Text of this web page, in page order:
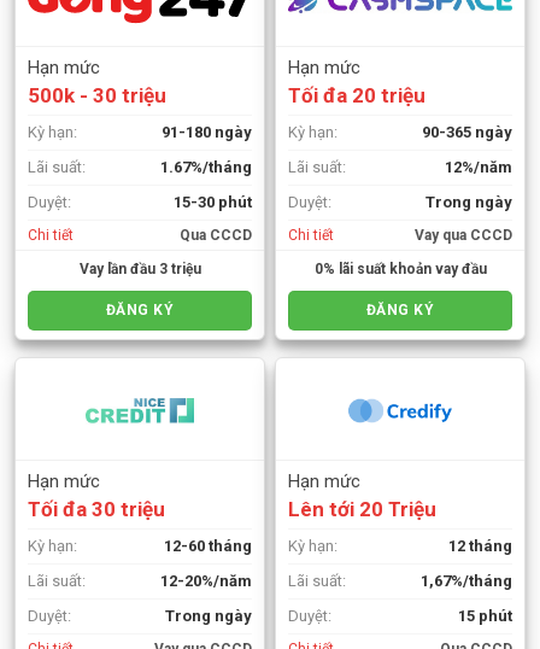
Hạn mức
500k - 30 triệu
Kỳ hạn:
91-180 ngày
Lãi suất:
1.67%/tháng
Duyệt:
15-30 phút
Chi tiết
Qua CCCD
Vay lần đầu 3 triệu
ĐĂNG KÝ
Hạn mức
Tối đa 20 triệu
Kỳ hạn:
90-365 ngày
Lãi suất:
12%/năm
Duyệt:
Trong ngày
Chi tiết
Vay qua CCCD
0% lãi suất khoản vay đầu
ĐĂNG KÝ
Hạn mức
Tối đa 30 triệu
Kỳ hạn:
12-60 tháng
Lãi suất:
12-20%/năm
Duyệt:
Trong ngày
Hạn mức
Lên tới 20 Triệu
Kỳ hạn:
12 tháng
Lãi suất:
1,67%/tháng
Duyệt:
15 phút